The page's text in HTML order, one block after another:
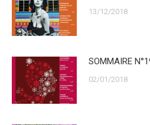
13/12/2018
SOMMAIRE
02/01/2018